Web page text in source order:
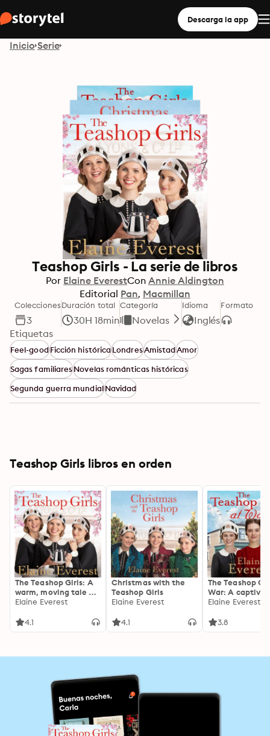
Descarga la app
Inicio Serie
Teashop Girls - La serie de libros
Por Elaine EverestCon Annie Aldington
Editorial Pan Macmillan
Colecciones
3
Duración total
30H 18min
Categoría
Novelas
Idioma
Inglés
Formato
Etiquetas
Feel-goodFicción históricaLondresAmistadAmor
Sagas familiaresNovelas románticas históricas
Segunda guerra mundialNavidad
Teashop Girls libros en orden
The Teashop Girls: A
warm, moving tale of
wartime friendship
Elaine Everest
4.1
Christmas with the
Teashop Girls
Elaine Everest
4.1
The Teashop
War: A
wartime saga
author of The
Elaine Everest
3.8